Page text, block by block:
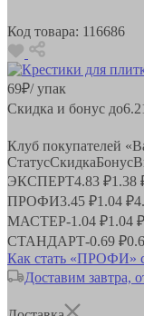
Код товара: 116686
69₽/ упак
Скидка и бонус до
Клуб покупателей
СтатусСкидкаБонус
ЭКСПЕРТ4.83 ₽1.38
ПРОФИ3.45 ₽1.04 ₽
МАСТЕР-1.04 ₽1.04 ₽
СТАНДАРТ-0.69 ₽
Как стать «ПРОФИ»
Доставим завтра,